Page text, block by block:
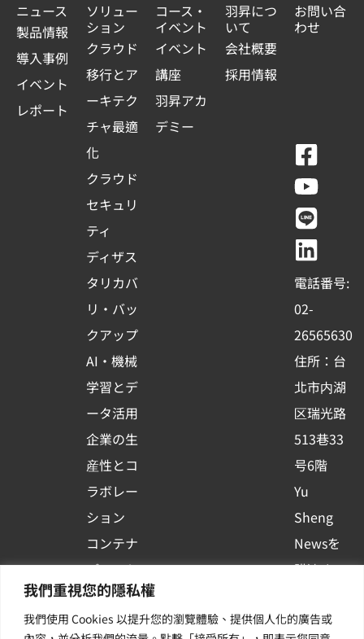
我們重視您的隱私權
我們使用 Cookies 以提升您的瀏覽體驗、提供個人化的廣告或
ニュース
製品情報
導入事例
イベント
レポート
ソリュー
ション
クラウド
移行とア
ーキテク
チャ最適
化
クラウド
セキュリ
ティ
ディザス
タリカバ
リ・バッ
クアップ
AI・機械
学習とデ
ータ活用
企業の生
産性とコ
ラボレー
ション
コンテナ
プラット
フォーム
活用
コース・
イベント
イベント
講座
羽昇アカ
デミー
羽昇につ
いて
会社概要
採用情報
お問い合
わせ
F
a
c
e
b
o
o
k
-
s
q
u
a
r
e
Y
o
u
t
u
b
e
L
i
n
e
L
i
n
k
e
d
i
n
電話番号:
02-
26565630
住所：台
北市内湖
区瑞光路
513巷33
号6階
Yu
Sheng
Newsを
購読する
イベント